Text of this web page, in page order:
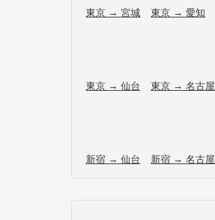
東京 → 宮城 東京 → 愛知
東京 → 仙台 東京 → 名古屋
新宿 → 仙台 新宿 → 名古屋